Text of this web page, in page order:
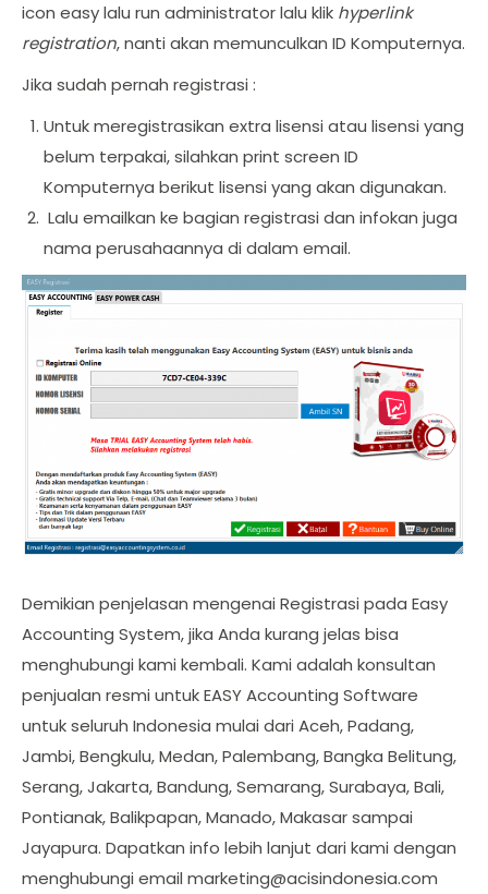
icon easy lalu run administrator lalu klik hyperlink
registration, nanti akan memunculkan ID Komputernya.
Jika sudah pernah registrasi :
Untuk meregistrasikan extra lisensi atau lisensi yang
belum terpakai, silahkan print screen ID
Komputernya berikut lisensi yang akan digunakan.
Lalu emailkan ke bagian registrasi dan infokan juga
nama perusahaannya di dalam email.
Demikian penjelasan mengenai Registrasi pada Easy
Accounting System, jika Anda kurang jelas bisa
menghubungi kami kembali. Kami adalah konsultan
penjualan resmi untuk EASY Accounting Software
untuk seluruh Indonesia mulai dari Aceh, Padang,
Jambi, Bengkulu, Medan, Palembang, Bangka Belitung,
Serang, Jakarta, Bandung, Semarang, Surabaya, Bali,
Pontianak, Balikpapan, Manado, Makasar sampai
Jayapura. Dapatkan info lebih lanjut dari kami dengan
menghubungi email marketing@acisindonesia.com